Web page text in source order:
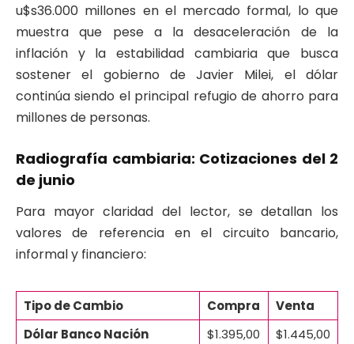
u$s36.000 millones en el mercado formal, lo que
muestra que pese a la desaceleración de la
inflación y la estabilidad cambiaria que busca
sostener el gobierno de Javier Milei, el dólar
continúa siendo el principal refugio de ahorro para
millones de personas.
Radiografía cambiaria: Cotizaciones del 2
de junio
Para mayor claridad del lector, se detallan los
valores de referencia en el circuito bancario,
informal y financiero:
Tipo de Cambio Compra
Venta
Dólar Banco Nación
$1.395,00
$1.445,00